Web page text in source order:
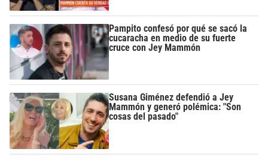
Pampito confesó por qué se sacó la
cucaracha en medio de su fuerte
cruce con Jey Mammón
Susana Giménez defendió a Jey
Mammón y generó polémica: "Son
cosas del pasado"